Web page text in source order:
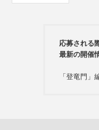
応募される
最新の開催
「登竜門」